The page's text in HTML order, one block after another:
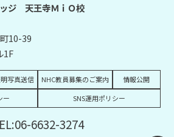
ジ 天王寺ＭｉＯ校
10-39
1F
写真送信 NHC教員募集のご案内
情報公開
ー
SNS運用ポリシー
6632-3274